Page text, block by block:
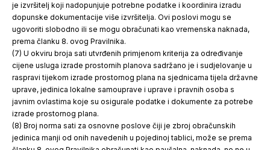
je izvršitelj koji nadopunjuje potrebne podatke i koordinira izradu
dopunske dokumentacije više izvršitelja. Ovi poslovi mogu se
ugovoriti slobodno ili se mogu obračunati kao vremenska naknada,
prema članku 8. ovog Pravilnika.
(7) U okviru broja sati utvrđenih primjenom kriterija za određivanje
cijene usluga izrade prostornih planova sadržano je i sudjelovanje u
raspravi tijekom izrade prostornog plana na sjednicama tijela državne
uprave, jedinica lokalne samouprave i uprave i pravnih osoba s
javnim ovlastima koje su osigurale podatke i dokumente za potrebe
izrade prostornog plana.
(8) Broj norma sati za osnovne poslove čiji je zbroj obračunskih
jedinica manji od onih navedenih u pojedinoj tablici, može se prema